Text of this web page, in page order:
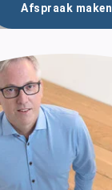
Afspraak maken